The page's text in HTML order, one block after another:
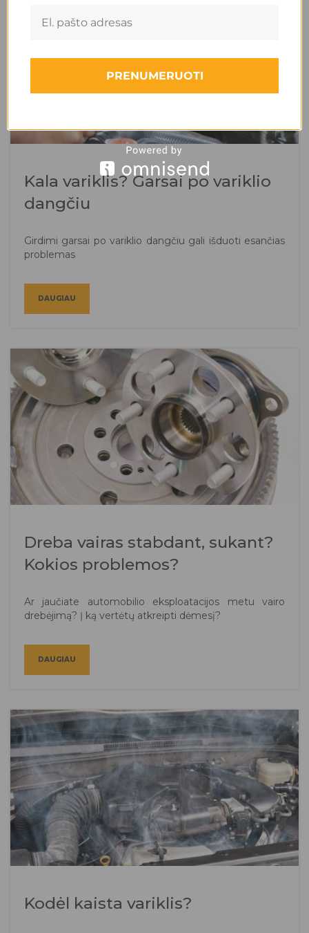
Kala variklis? Garsai po variklio
dangčiu
Girdimi garsai po variklio dangčiu gali išduoti esančias
problemas
DAUGIAU
Dreba vairas stabdant, sukant?
Kokios problemos?
Ar jaučiate automobilio eksploatacijos metu vairo
drebėjimą? Į ką vertėtų atkreipti dėmesį?
DAUGIAU
Kodėl kaista variklis?
PRENUMERUOTI